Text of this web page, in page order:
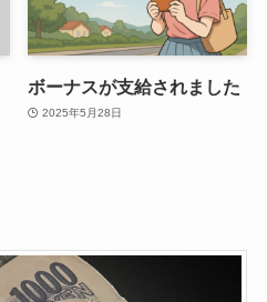
ボーナスが支給されました
2025年5月28日